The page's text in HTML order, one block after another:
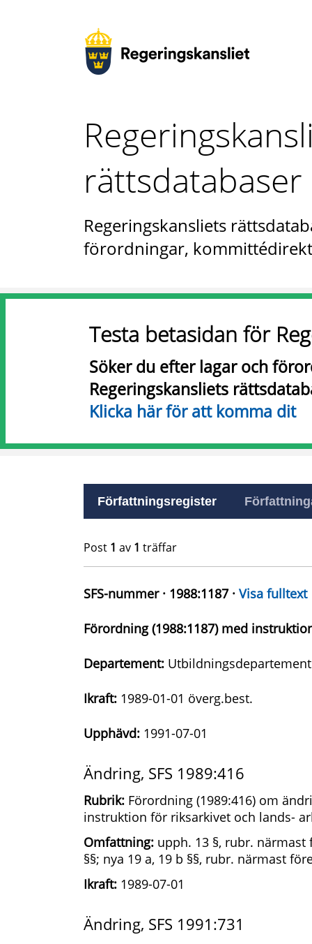
rättsdatabaser
Regeringskansliets
förordningar,
Testa betasidan för
Söker du efter lagar och
Regeringskansliets
Klicka här för att komma dit
Författningsregister
Post 1 av 1 träffar
SFS-nummer · 1988:1187 · Visa fulltext
Förordning (1988:1187) med
Departement:
Ikraft: 1989-01-01 överg.best.
Upphävd: 1991-07-01
Ändring, SFS 1989:416
Rubrik: Förordning (1989:416) om
instruktion för riksarkivet och lands-
Omfattning: upph. 13 §, rubr. närmast
§§; nya 19 a, 19 b §§, rubr. närmast
Ikraft: 1989-07-01
Ändring, SFS 1991:731